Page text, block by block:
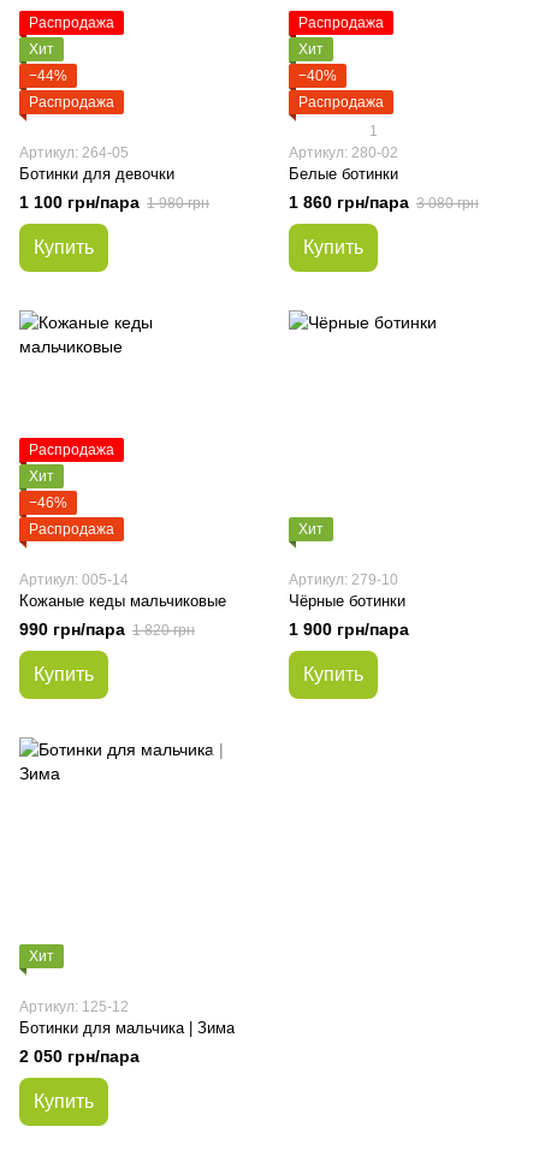
Распродажа
Хит
−44%
Распродажа
Артикул: 264-05
Ботинки для девочки
1 100 грн/пара 1 980 грн
Купить
Распродажа
Хит
−40%
Распродажа
1
Артикул: 280-02
Белые ботинки
1 860 грн/пара 3 080 грн
Купить
Распродажа
Хит
−46%
Распродажа
Артикул: 005-14
Кожаные кеды мальчиковые
990 грн/пара 1 820 грн
Купить
Хит
Артикул: 279-10
Чёрные ботинки
1 900 грн/пара
Купить
Хит
Артикул: 125-12
Ботинки для мальчика | Зима
2 050 грн/пара
Купить